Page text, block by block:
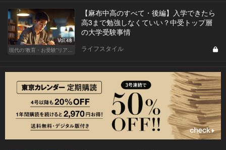
Vol.48
現代の“教育・お受験”リアルドキュメント
【麻布中高のすべて・後編】入学できたら
高3まで勉強しなくていい？中受トップ層
の大学受験事情
ライフスタイル